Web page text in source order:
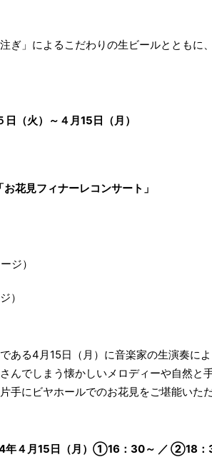
ぎ」によるこだわりの生ビールとともに
（火）～４月15日（月）
花見フィナーレコンサート」
）
ある4月15日（月）に音楽家の生演奏に
んでしまう懐かしいメロディーや自然と
手にビヤホールでのお花見をご堪能いただ
年４月15日（月）①16：30～ ／ ②18